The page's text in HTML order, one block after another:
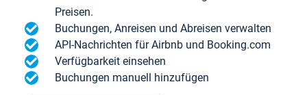
Preisen.
Buchungen, Anreisen und Abreisen verwalten
API-Nachrichten für Airbnb und Booking.com
Verfügbarkeit einsehen
Buchungen manuell hinzufügen